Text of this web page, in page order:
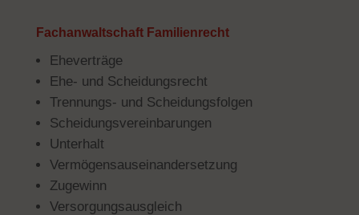
Fachanwaltschaft Familienrecht
Eheverträge
Ehe- und Scheidungsrecht
Trennungs- und Scheidungsfolgen
Scheidungsvereinbarungen
Unterhalt
Vermögensauseinandersetzung
Zugewinn
Versorgungsausgleich